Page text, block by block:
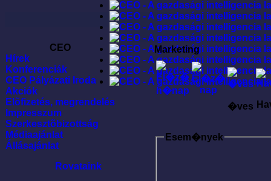
CEO
Hírek
Konferenciák
CEO Pályázati Iroda
Akciók
Elõfizetés, megrendelés
Impresszum
Szerkesztõbizottság
Médiaajánlat
Állásajánlat
Rovataink
Marketing
�ves
Esem�nyek